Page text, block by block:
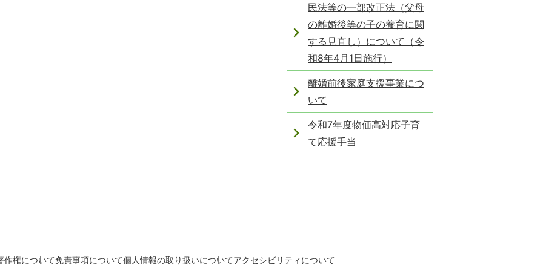
民法等の一部改正法（父母
の離婚後等の子の養育に関
する見直し）について（令
和8年4月1日施行）
離婚前後家庭支援事業につ
いて
令和7年度物価高対応子育
て応援手当
作権について免責事項について個人情報の取り扱いについてアクセシビリティについて